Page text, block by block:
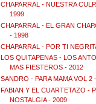
CHAPARRAL - NUESTRA
1999
CHAPARRAL - EL GRAN
- 1998
CHAPARRAL - POR TI
LOS QUITAPENAS - LOS
MAS FIESTEROS - 2012
SANDRO - PARA MAMA VOL 2
FABIAN Y EL CUARTETAZO -
NOSTALGIA - 2009